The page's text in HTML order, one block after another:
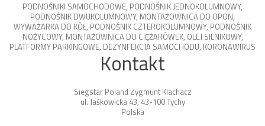
PODNOŚNIKI SAMOCHODOWE, PODNOŚNIK JEDNOKOLUMNOWY,
PODNOŚNIK DWUKOLUMNOWY, MONTAŻOWNICA DO OPON,
WYWAŻARKA DO KÓŁ, PODNOŚNIK CZTEROKOLUMNOWY, PODNOŚNIK
NOŻYCOWY, MONTAŻOWNICA DO CIĘŻARÓWEK, OLEJ SILNIKOWY,
PLATFORMY PARKINGOWE, DEZYNFEKCJA SAMOCHODU, KORONAWIRUS
Kontakt
Siegstar Poland Zygmunt Klachacz
ul. Jaśkowicka 43, 43-100 Tychy
Polska